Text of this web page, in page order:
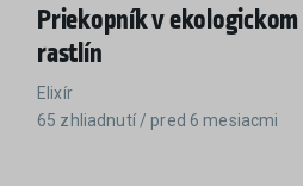
Priekopník v
rastlín
Elixír
65 zhliadnutí / pred 6 mesiacmi